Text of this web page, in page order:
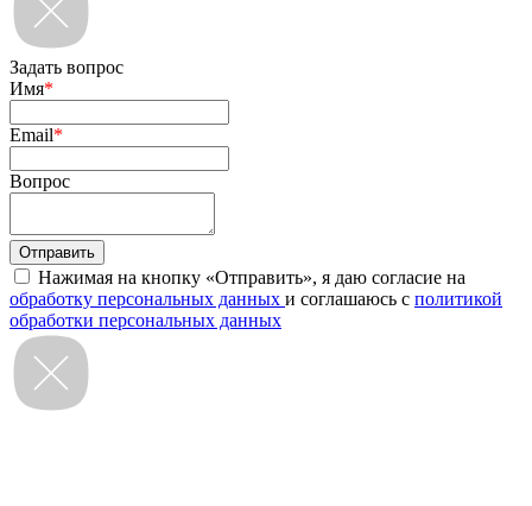
Задать вопрос
Имя*
Email*
Вопрос
Нажимая на кнопку «Отправить», я даю согласие на
обработку персональных данных и соглашаюсь с политикой
обработки персональных данных